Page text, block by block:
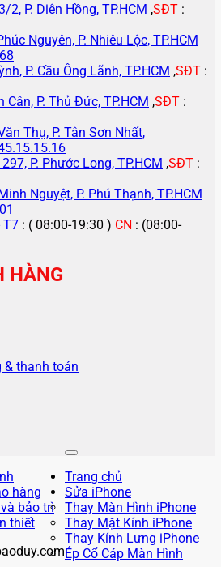
2, P. Diên Hồng, TP.HCM ,SĐT :
Nguyên, P. Nhiêu Lộc, TP.HCM
P. Cầu Ông Lãnh, TP.HCM ,SĐT :
Cân, P. Thủ Đức, TP.HCM ,SĐT :
Thụ, P. Tân Sơn Nhất,
P. Phước Long, TP.HCM ,SĐT :
Nguyệt, P. Phú Thạnh, TP.HCM
T7 : ( 08:00-19:30 ) CN : (08:00-
HÀNG
& thanh toán
hàng
bảo trì
thiết
Trang chủ
Sửa iPhone
Thay Màn Hình iPhone
Thay Mặt Kính iPhone
Thay Kính Lưng iPhone
Ép Cổ Cáp Màn Hình